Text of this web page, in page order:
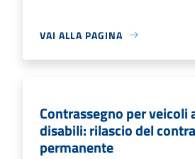
VAI ALLA PAGINA
Contrassegno per veicoli
disabili: rilascio del
permanente